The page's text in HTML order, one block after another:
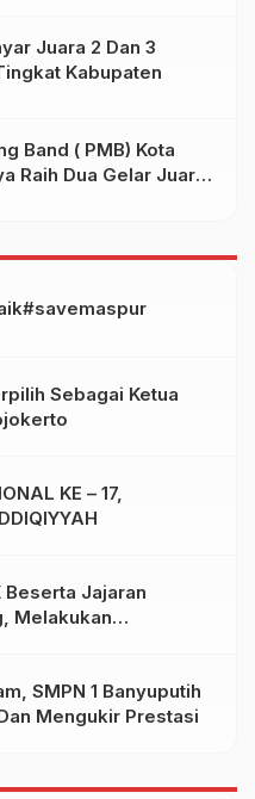
Juara 2 Dan 3
Kabupaten
Band ( PMB) Kota
Raih Dua Gelar Juara
2024
Sebagai Ketua
– 17,
Beserta Jajaran
Melakukan
SMPN 1 Banyuputih
Mengukir Prestasi